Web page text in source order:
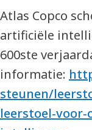
Atlas Copco
artificiële
600ste
informatie:
steunen/
leerstoel-